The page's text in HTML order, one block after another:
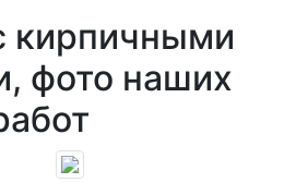
кирпичными
фото наших